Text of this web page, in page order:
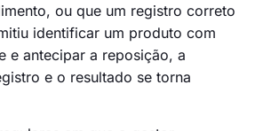
ou que um registro correto
identificar um produto com
e antecipar a reposição, a
e o resultado se torna